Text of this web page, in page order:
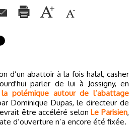
parler de lui à Jossigny, en
la polémique autour de l’abattage
Dominique Dupas, le directeur de
être accéléré selonLe Parisien,
d’ouverture n’a encore été fixée.